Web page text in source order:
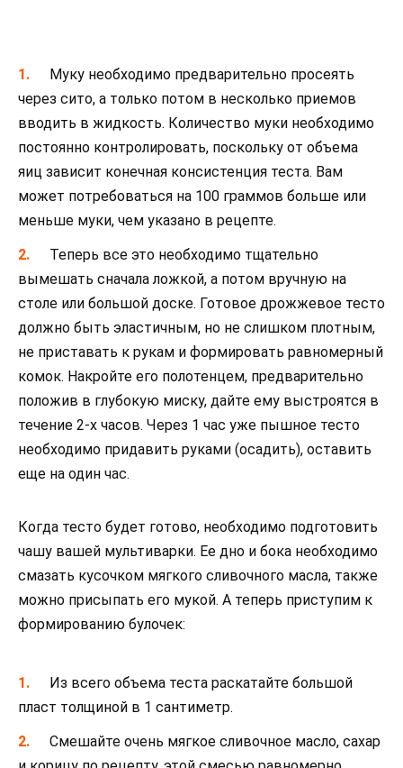
Муку необходимо предварительно просеять
через сито, а только потом в несколько приемов
вводить в жидкость. Количество муки необходимо
постоянно контролировать, поскольку от объема
яиц зависит конечная консистенция теста. Вам
может потребоваться на 100 граммов больше или
меньше муки, чем указано в рецепте.
Теперь все это необходимо тщательно
вымешать сначала ложкой, а потом вручную на
столе или большой доске. Готовое дрожжевое тесто
должно быть эластичным, но не слишком плотным,
не приставать к рукам и формировать равномерный
комок. Накройте его полотенцем, предварительно
положив в глубокую миску, дайте ему выстроятся в
течение 2-х часов. Через 1 час уже пышное тесто
необходимо придавить руками (осадить), оставить
еще на один час.
Когда тесто будет готово, необходимо подготовить
чашу вашей мультиварки. Ее дно и бока необходимо
смазать кусочком мягкого сливочного масла, также
можно присыпать его мукой. А теперь приступим к
формированию булочек:
Из всего объема теста раскатайте большой
пласт толщиной в 1 сантиметр.
Смешайте очень мягкое сливочное масло, сахар